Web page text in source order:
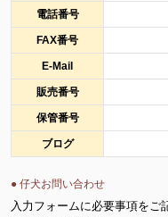
電話番号
FAX番号
E-Mail
販売番号
保管番号
ブログ
● 仔犬お問い合わせ
入力フォームに必要事項をご